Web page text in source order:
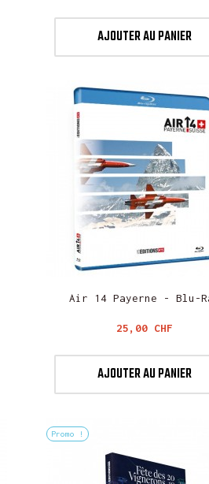
base
AJOUTER AU PANIER
Air 14 Payerne - Blu-
Prix
25,00 CHF
AJOUTER AU PANIER
Promo !